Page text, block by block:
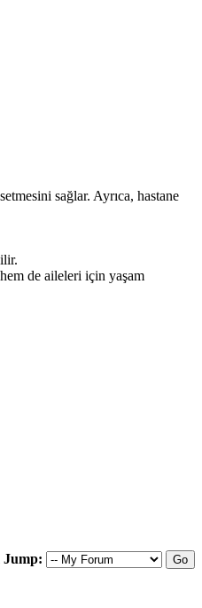
sağlar. Ayrıca, hastane
de aileleri için yaşam
Jump: